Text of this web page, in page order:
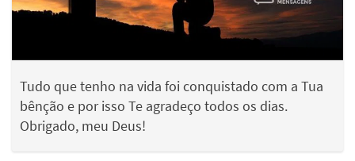
Tudo que tenho na vida foi conquistado com a Tua
bênção e por isso Te agradeço todos os dias.
Obrigado, meu Deus!